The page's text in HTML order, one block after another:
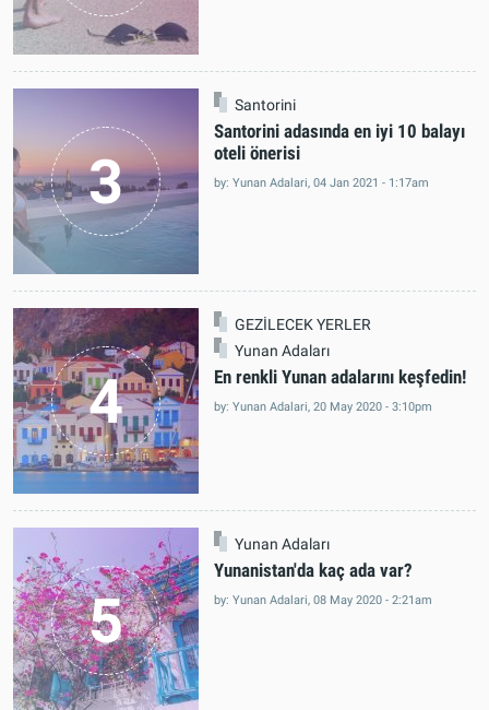
3
Santorini
Santorini adasında en iyi 10 balayı
oteli önerisi
by: Yunan Adalari, 04 Jan 2021 - 1:17am
4
GEZİLECEK YERLER
Yunan Adaları
En renkli Yunan adalarını keşfedin!
by: Yunan Adalari, 20 May 2020 - 3:10pm
5
Yunan Adaları
Yunanistan'da kaç ada var?
by: Yunan Adalari, 08 May 2020 - 2:21am